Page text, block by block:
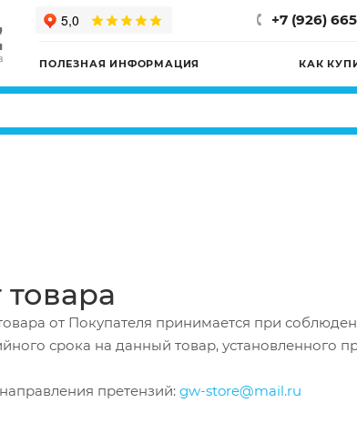
+7 (926)
ПОЛЕЗНАЯ ИНФОРМАЦИЯ КАК
товара
от Покупателя принимается при
срока на данный товар, установленного
претензий: gw-store@mail.ru